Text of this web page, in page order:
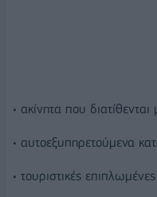
• ακίνητα που
• αυτοεξυπηρετούμενα
• τουριστικές